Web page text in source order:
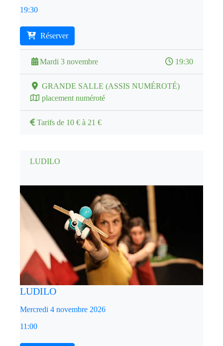
19:30
Réserver
Mardi 3 novembre 19:30
GRANDE SALLE (ASSIS NUMÉROTÉ)
placement numéroté
Tarifs de 10 € à 21 €
LUDILO
LUDILO
Mercredi 4 novembre 2026
11:00